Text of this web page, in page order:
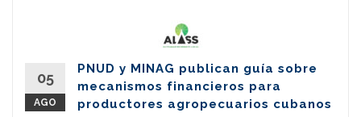
05
AGO
PNUD y MINAG publican guía sobre
mecanismos financieros para
productores agropecuarios cubanos